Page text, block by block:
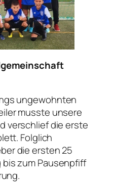
ungewohnten
musste unsere
verschlief die erste
Folglich
die ersten 25
zum Pausenpfiff